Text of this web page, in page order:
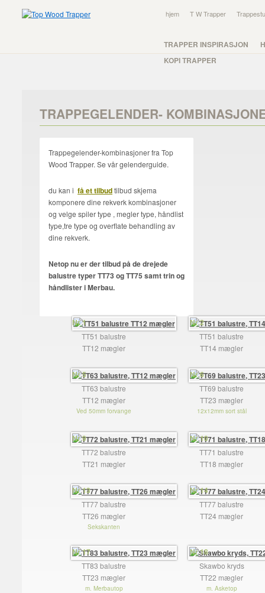
hjem T W Trapper
TRAPPER INSPIRASJON
KOPI TRAPPER
TRAPPEGELENDER-
Trappegelender-kombinasjoner fra Top
Wood Trapper. Se vår gelenderguide.
du kan i få et tilbudtilbud skjema
komponere dine rekverk kombinasjoner
og velge spiler type , megler type, håndlist
type,tre type og overflate behandling av
dine rekverk.
Netop nu er der tilbud på de drejede
balustre typer TT73 og TT75 samt trin og
håndlister i Merbau.
TT51 balustre
TT12 mægler
Nr 1
TT51 balustre
TT14 mægler
Nr 2
TT63 balustre
TT12 mægler
Ved 50mm forvange
Nr 5
TT69 balustre
TT23 mægler
12x12mm sort stål
Nr 6
TT72 balustre
TT21 mægler
Nr 9
TT71 balustre
TT18 mægler
Nr 10
TT77 balustre
TT26 mægler
Sekskanten
Nr 13
TT77 balustre
TT24 mægler
Nr 14
TT83 balustre
TT23 mægler
m. Merbautop
Nr 17
Skawbo kryds
TT22 mægler
m. Asketop
Nr 18